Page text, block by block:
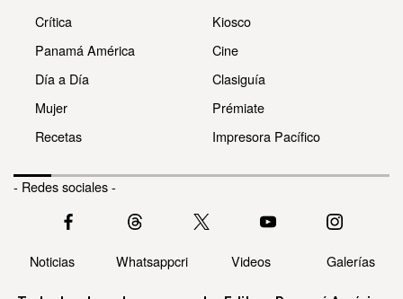
Crítica
Panamá América
Día a Día
Mujer
Recetas
Kiosco
Cine
Clasiguía
Prémiate
Impresora Pacífico
- Redes sociales -
Noticias Whatsappcri Videos Galerías